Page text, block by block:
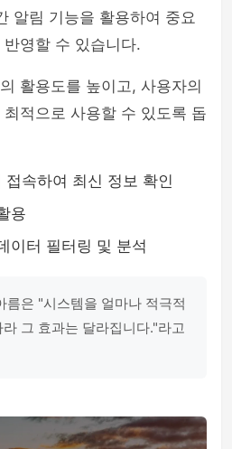
알림 기능을 활용하여 중요
영할 수 있습니다.
활용도를 높이고, 사용자의
적으로 사용할 수 있도록 돕
접속하여 최신 정보 확인
용
이터 필터링 및 분석
름은 "시스템을 얼마나 적극적
그 효과는 달라집니다."라고